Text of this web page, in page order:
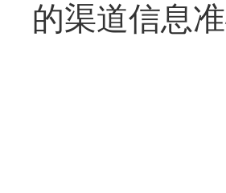
的渠道信息准